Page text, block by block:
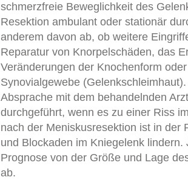
schmerzfreie Beweglichkeit des
Resektion ambulant oder stationär
anderem davon ab, ob weitere
Reparatur von Knorpelschäden, das
Veränderungen der Knochenform
Synovialgewebe
Absprache mit dem behandelnden
durchgeführt, wenn es zu einer Riss
nach der Meniskusresektion ist in der
und Blockaden im Kniegelenk
Prognose von der Größe und Lage
ab.